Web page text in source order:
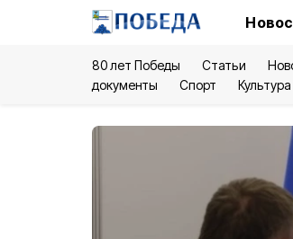
80 лет Победы Статьи
документы
Спорт Культура